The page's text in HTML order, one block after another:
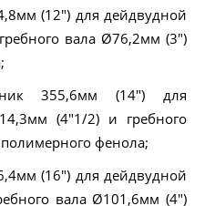
(12") для дейдвудной
вала Ø76,2мм (3")
355,6мм (14") для
(4"1/2) и гребного
фенола;
(16") для дейдвудной
вала Ø101,6мм (4")